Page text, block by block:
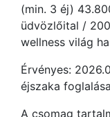
(min. 3 éj)
üdvözlőital /
wellness világ
Érvényes:
éjszaka
A csomag